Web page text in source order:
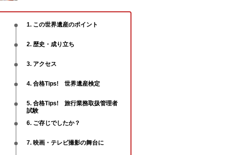
1. この世界遺産のポイント
2. 歴史・成り立ち
3. アクセス
4. 合格Tips! 世界遺産検定
5. 合格Tips! 旅行業務取扱管理者
試験
6. ご存じでしたか？
7. 映画・テレビ撮影の舞台に